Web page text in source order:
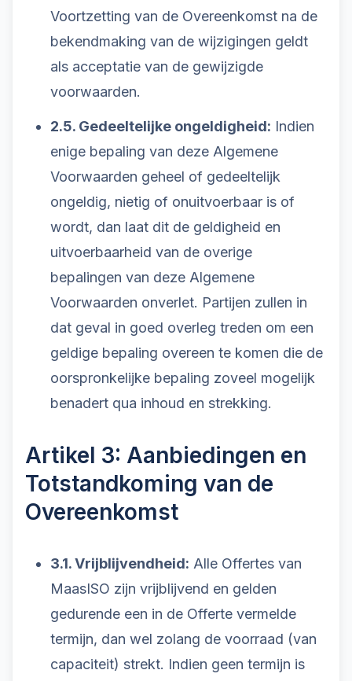
Voortzetting van de Overeenkomst na de
bekendmaking van de wijzigingen geldt
als acceptatie van de gewijzigde
voorwaarden.
2.5. Gedeeltelijke ongeldigheid: Indien
enige bepaling van deze Algemene
Voorwaarden geheel of gedeeltelijk
ongeldig, nietig of onuitvoerbaar is of
wordt, dan laat dit de geldigheid en
uitvoerbaarheid van de overige
bepalingen van deze Algemene
Voorwaarden onverlet. Partijen zullen in
dat geval in goed overleg treden om een
geldige bepaling overeen te komen die de
oorspronkelijke bepaling zoveel mogelijk
benadert qua inhoud en strekking.
Artikel 3: Aanbiedingen en
Totstandkoming van de
Overeenkomst
3.1. Vrijblijvendheid: Alle Offertes van
MaasISO zijn vrijblijvend en gelden
gedurende een in de Offerte vermelde
termijn, dan wel zolang de voorraad (van
capaciteit) strekt. Indien geen termijn is